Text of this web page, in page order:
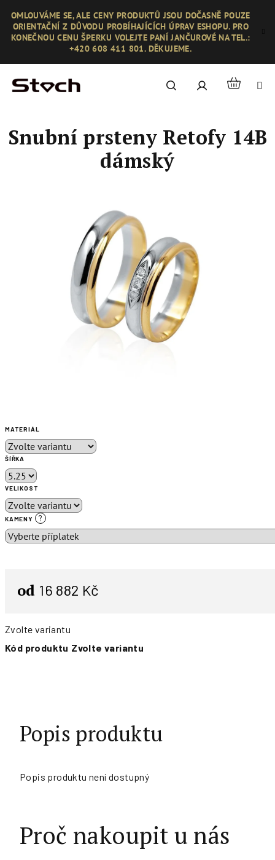
obsah
OMLOUVÁME SE, ALE CENY PRODUKTŮ JSOU DOČASNĚ POUZE
ORIENTAČNÍ Z DŮVODU PROBÍHAJÍCÍCH ÚPRAV ESHOPU. PRO
KONEČNOU CENU ŠPERKU VOLEJTE PANÍ JANČUROVÉ NA TEL.:
+420 608 411 801. DĚKUJEME.
Hledat PřihlášeníNákupní
MATERIÁL
ŠÍŘKA
VELIKOST
KAMENY ?
od 16 882 Kč
Zvolte variantu
Kód produktu Zvolte variantu
Snubní prsteny Retofy 14B
dámský
Popis produktu
Popis produktu není dostupný
Proč nakoupit u nás